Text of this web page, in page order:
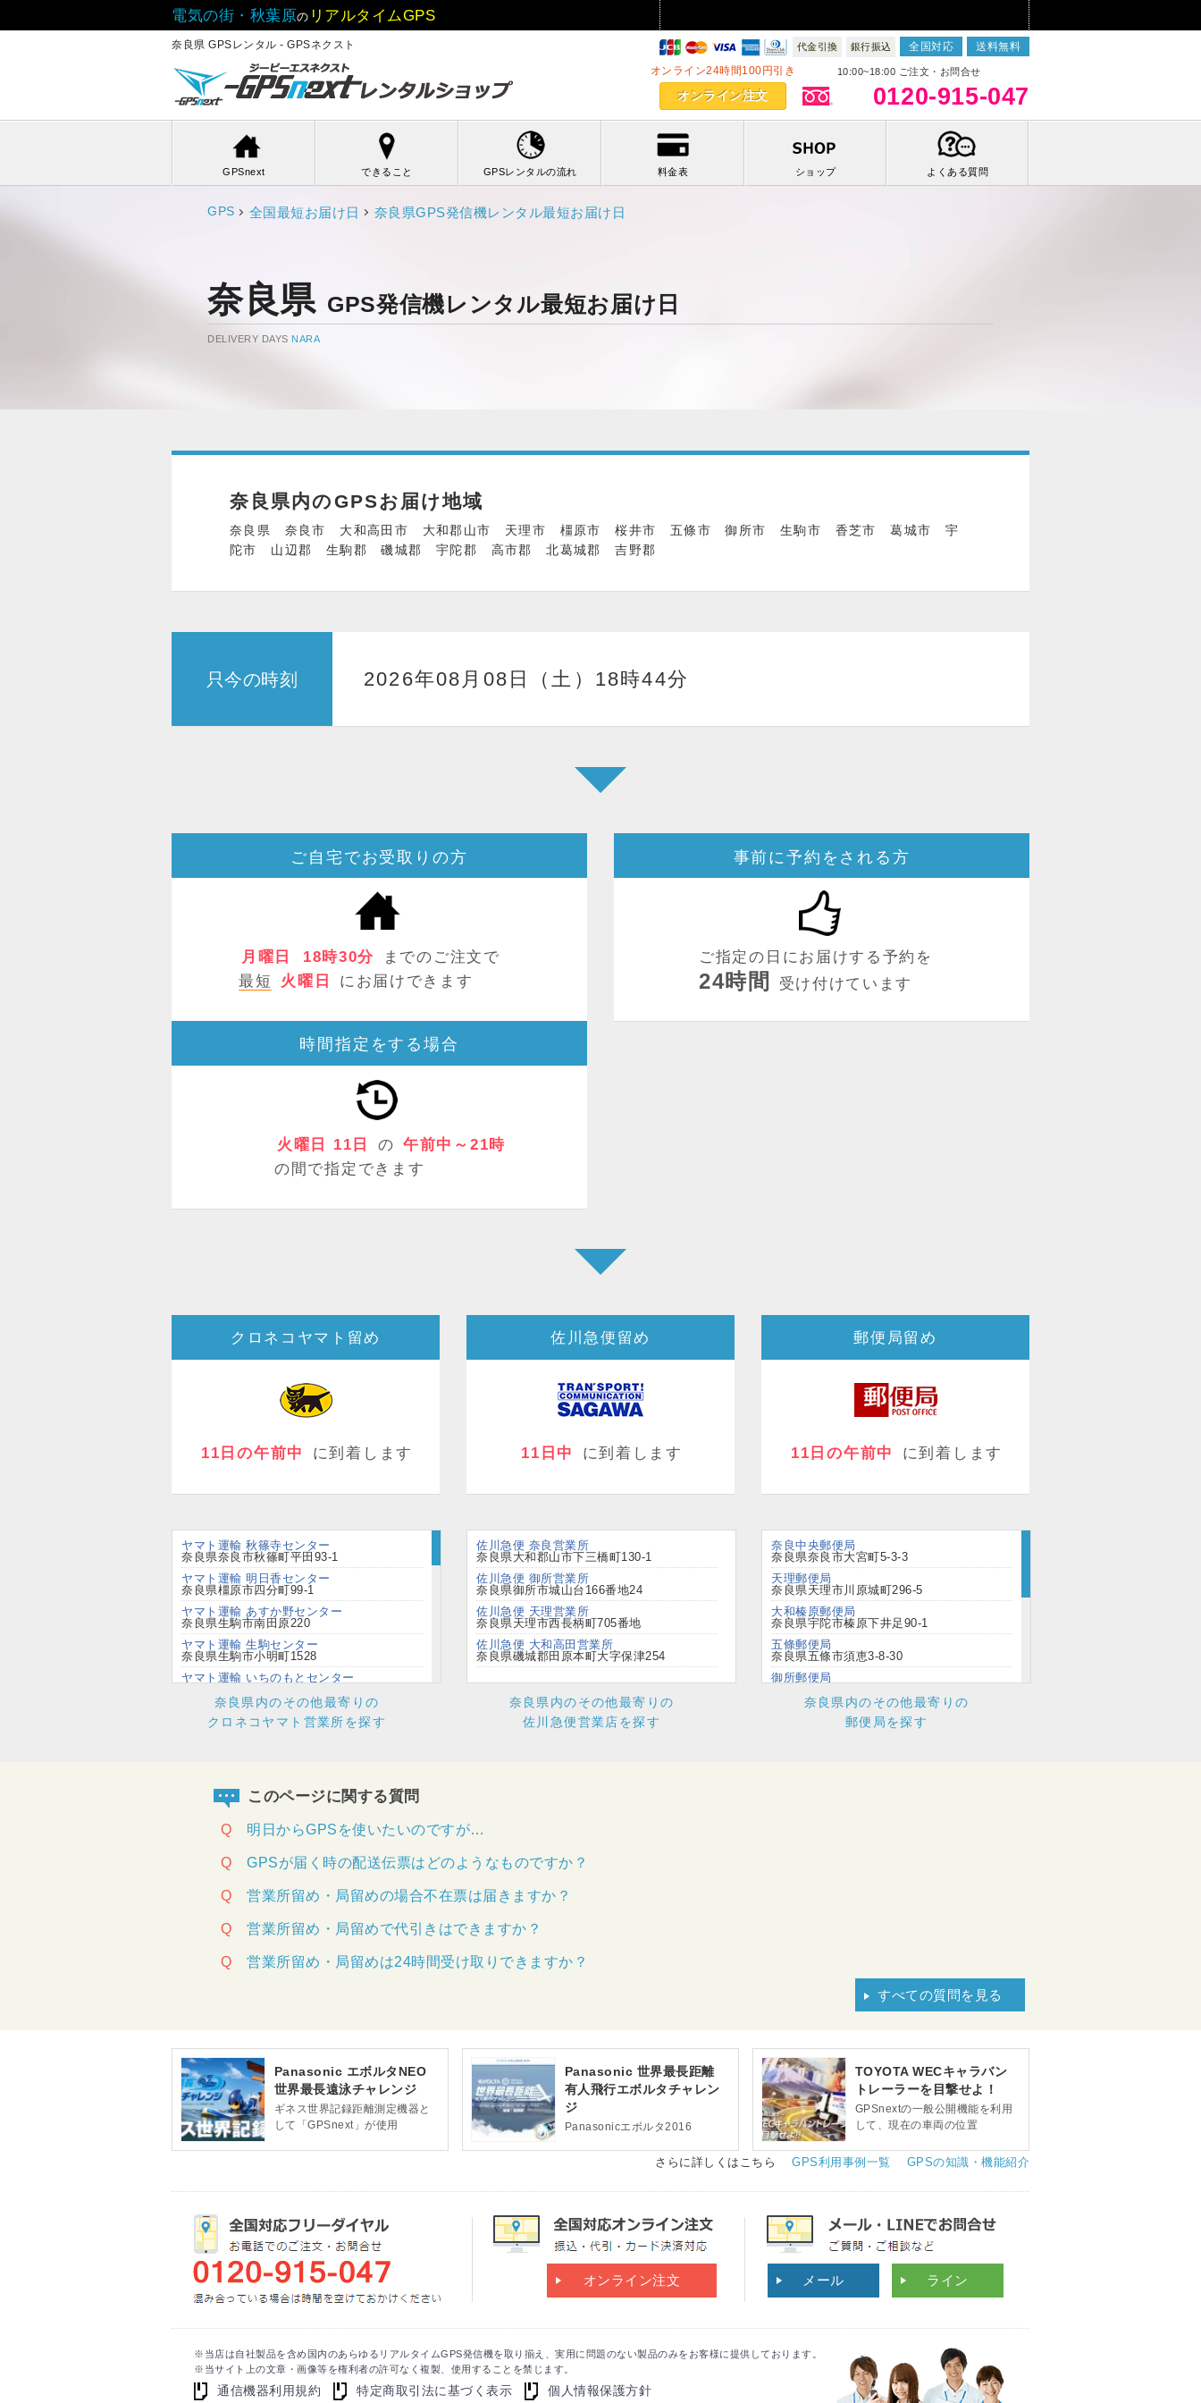
奈良県 GPSレンタル - GPSネクスト
電気の街・秋葉原の リアルタイムGPS
全国対応 送料無料
代金引換 銀行振込
オンライン24時間100円引き
オンライン注文
10:00~18:00 ご注文・お問合せ
0120-915-047
GPSnext できること GPSレンタルの流れ 料金表 ショップ よくある質問
GPS 全国最短お届け日 奈良県GPS発信機レンタル最短お届け日
奈良県 GPS発信機レンタル最短お届け日
DELIVERY DAYS NARA
奈良県内のGPSお届け地域
奈良県 奈良市 大和高田市 大和郡山市 天理市 橿原市 桜井市 五條市 御所市 生駒市 香芝市 葛城市 宇
陀市 山辺郡 生駒郡 磯城郡 宇陀郡 高市郡 北葛城郡 吉野郡
只今の時刻 2026年08月08日（土）18時44分
ご自宅でお受取りの方
月曜日 18時30分
までのご注文で
最短
火曜日 にお届けできます
時間指定をする場合
火曜日 11日 の 午前中～21時
の間で指定できます
事前に予約をされる方
ご指定の日にお届けする予約を
24時間 受け付けています
クロネコヤマト留め
11日の午前中 に到着します
佐川急便留め
11日中 に到着します
郵便局留め
11日の午前中 に到着します
ヤマト運輸 秋篠寺センター
奈良県奈良市秋篠町平田93-1
ヤマト運輸 明日香センター
奈良県橿原市四分町99-1
ヤマト運輸 あすか野センター
奈良県生駒市南田原220
ヤマト運輸 生駒センター
奈良県生駒市小明町1528
ヤマト運輸 いちのもとセンター
ヤマト運輸 柿本センター
奈良県葛城市北花内口ﾉ町621
奈良県橿原市四分町99-1
ヤマト運輸 橿原耳成山センター
奈良県橿原市十市町字高田915-1
奈良県橿原市十市町字高田915-1
奈良県葛城市加守字堂ヶ谷1365-4
奈良県北葛城郡広陵町大字弁財天字二ﾉ坪
ヤマト運輸 学園前センター
奈良県奈良市七条東町1-12
ヤマト運輸 御所センター
奈良県御所市東辻208-1
ヤマト運輸 桜井センター
奈良県桜井市大字外山1300
ヤマト運輸 佐保台西センター
奈良県奈良市法蓮佐保山三丁目1583-1
奈良県内のその他最寄りの
クロネコヤマト営業所を探す
佐川急便 奈良営業所
奈良県大和郡山市下三橋町130-1
佐川急便 御所営業所
奈良県御所市城山台166番地24
佐川急便 天理営業所
奈良県天理市西長柄町705番地
佐川急便 大和高田営業所
奈良県磯城郡田原本町大字保津254
奈良県内のその他最寄りの
佐川急便営業店を探す
奈良中央郵便局
奈良県奈良市大宮町5-3-3
天理郵便局
奈良県天理市川原城町296-5
大和榛原郵便局
奈良県宇陀市榛原下井足90-1
五條郵便局
奈良県五條市須恵3-8-30
御所郵便局
生駒郵便局
奈良県生駒市谷田町1234-1
奈良県内のその他最寄りの
郵便局を探す
このページに関する質問
Q 明日からGPSを使いたいのですが…
Q GPSが届く時の配送伝票はどのようなものですか？
Q 営業所留め・局留めの場合不在票は届きますか？
Q 営業所留め・局留めで代引きはできますか？
Q 営業所留め・局留めは24時間受け取りできますか？
すべての質問を見る
Panasonic エボルタNEO
世界最長遠泳チャレンジ
ギネス世界記録距離測定機器と
して「GPSnext」が使用
Panasonic 世界最長距離
有人飛行エボルタチャレン
ジ
Panasonicエボルタ2016
TOYOTA WECキャラバン
トレーラーを目撃せよ！
GPSnextの一般公開機能を利用
して、現在の車両の位置
さらに詳しくはこちら GPS利用事例一覧 GPSの知識・機能紹介
オンライン注文 メール ライン
通信機器利用規約 特定商取引法に基づく表示 個人情報保護方針
※当店は自社製品を含め国内のあらゆるリアルタイムGPS発信機を取り揃え、実用に問題のない製品のみをお客様に提供しております。
※当サイト上の文章・画像等を権利者の許可なく複製、使用することを禁じます。